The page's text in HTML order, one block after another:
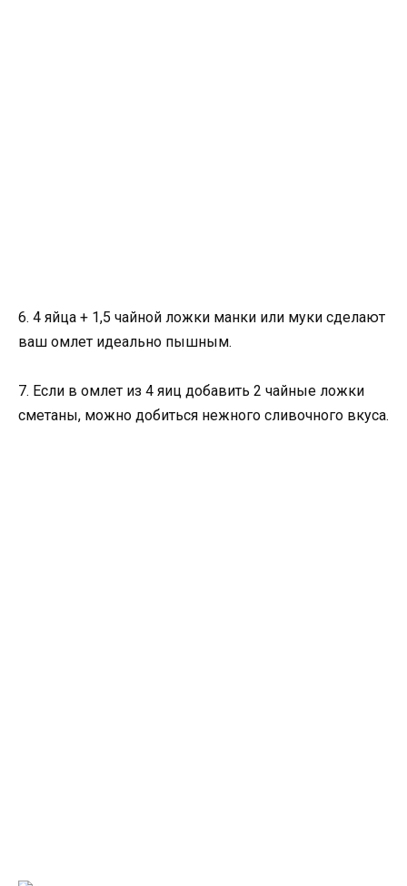
6. 4 яйца + 1,5 чайной ложки манки или муки сделают
ваш омлет идеально пышным.
7. Если в омлет из 4 яиц добавить 2 чайные ложки
сметаны, можно добиться нежного сливочного вкуса.